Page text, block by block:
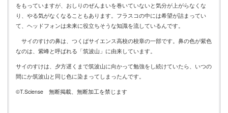
をもっていますが、おしりのぜんまいを巻いていないと気分が上がらなくな
り、やる気がなくなることもあります。フラスコの中には希望が詰まってい
て、ヘッドフォンは未来に役立ちそうな知識を流しているんです。
サイのすけの鼻は、つくばサイエンス高校の校章の一部です。鼻の色が紫色
なのは、紫峰と呼ばれる「筑波山」に由来しています。
サイのすけは、夕方遅くまで筑波山に向かって勉強をし続けていたら、いつの
間にか筑波山と同じ色に染まってしまったんです。
©T.Sciense 無断掲載、無断加工を禁じます